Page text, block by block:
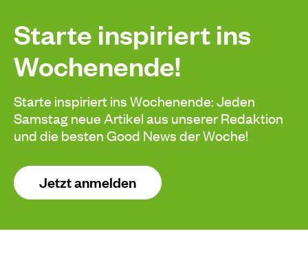
Starte inspiriert ins
Wochenende!
Starte inspiriert ins Wochenende: Jeden
Samstag neue Artikel aus unserer Redaktion
und die besten Good News der Woche!
Jetzt anmelden